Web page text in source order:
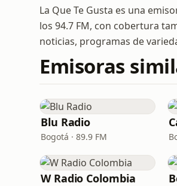
La Que Te Gusta es una
los 94.7 FM, con cobertura
noticias, programas de
Emisoras
Blu Radio
Bogotá · 89.9 FM
W Radio Colombia